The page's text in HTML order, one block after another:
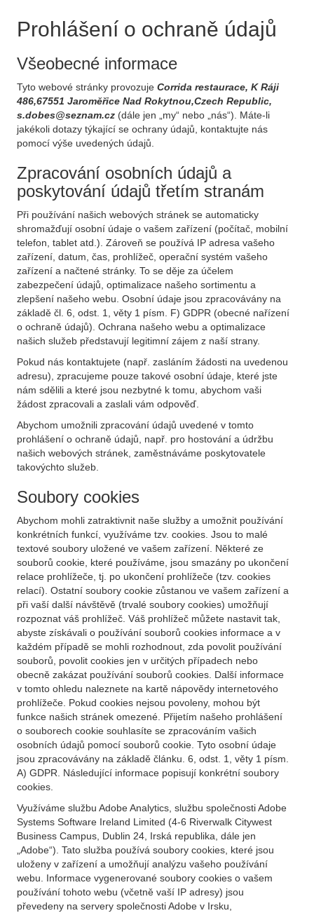
Prohlášení o ochraně údajů
Všeobecné informace
Tyto webové stránky provozuje Corrida restaurace, K Ráji
486,67551 Jaroměřice Nad Rokytnou,Czech Republic,
s.dobes@seznam.cz (dále jen „my“ nebo „nás“). Máte-li
jakékoli dotazy týkající se ochrany údajů, kontaktujte nás
pomocí výše uvedených údajů.
Zpracování osobních údajů a
poskytování údajů třetím stranám
Při používání našich webových stránek se automaticky
shromažďují osobní údaje o vašem zařízení (počítač, mobilní
telefon, tablet atd.). Zároveň se používá IP adresa vašeho
zařízení, datum, čas, prohlížeč, operační systém vašeho
zařízení a načtené stránky. To se děje za účelem
zabezpečení údajů, optimalizace našeho sortimentu a
zlepšení našeho webu. Osobní údaje jsou zpracovávány na
základě čl. 6, odst. 1, věty 1 písm. F) GDPR (obecné nařízení
o ochraně údajů). Ochrana našeho webu a optimalizace
našich služeb představují legitimní zájem z naší strany.
Pokud nás kontaktujete (např. zasláním žádosti na uvedenou
adresu), zpracujeme pouze takové osobní údaje, které jste
nám sdělili a které jsou nezbytné k tomu, abychom vaši
žádost zpracovali a zaslali vám odpověď.
Abychom umožnili zpracování údajů uvedené v tomto
prohlášení o ochraně údajů, např. pro hostování a údržbu
našich webových stránek, zaměstnáváme poskytovatele
takovýchto služeb.
Soubory cookies
Abychom mohli zatraktivnit naše služby a umožnit používání
konkrétních funkcí, využíváme tzv. cookies. Jsou to malé
textové soubory uložené ve vašem zařízení. Některé ze
souborů cookie, které používáme, jsou smazány po ukončení
relace prohlížeče, tj. po ukončení prohlížeče (tzv. cookies
relací). Ostatní soubory cookie zůstanou ve vašem zařízení a
při vaší další návštěvě (trvalé soubory cookies) umožňují
rozpoznat váš prohlížeč. Váš prohlížeč můžete nastavit tak,
abyste získávali o používání souborů cookies informace a v
každém případě se mohli rozhodnout, zda povolit používání
souborů, povolit cookies jen v určitých případech nebo
obecně zakázat používání souborů cookies. Další informace
v tomto ohledu naleznete na kartě nápovědy internetového
prohlížeče. Pokud cookies nejsou povoleny, mohou být
funkce našich stránek omezené. Přijetím našeho prohlášení
o souborech cookie souhlasíte se zpracováním vašich
osobních údajů pomocí souborů cookie. Tyto osobní údaje
jsou zpracovávány na základě článku. 6, odst. 1, věty 1 písm.
A) GDPR. Následující informace popisují konkrétní soubory
cookies.
Využíváme službu Adobe Analytics, službu společnosti Adobe
Systems Software Ireland Limited (4-6 Riverwalk Citywest
Business Campus, Dublin 24, Irská republika, dále jen
„Adobe“). Tato služba používá soubory cookies, které jsou
uloženy v zařízení a umožňují analýzu vašeho používání
webu. Informace vygenerované soubory cookies o vašem
používání tohoto webu (včetně vaší IP adresy) jsou
převedeny na servery společnosti Adobe v Irsku,